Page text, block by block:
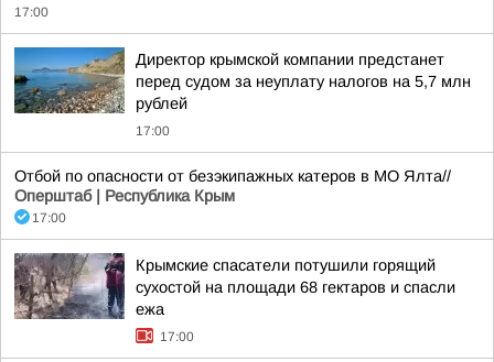
17:00
Директор крымской компании предстанет
перед судом за неуплату налогов на 5,7 млн
рублей
17:00
Отбой по опасности от безэкипажных катеров в МО Ялта//
Оперштаб | Республика Крым
17:00
Крымские спасатели потушили горящий
сухостой на площади 68 гектаров и спасли
ежа
17:00